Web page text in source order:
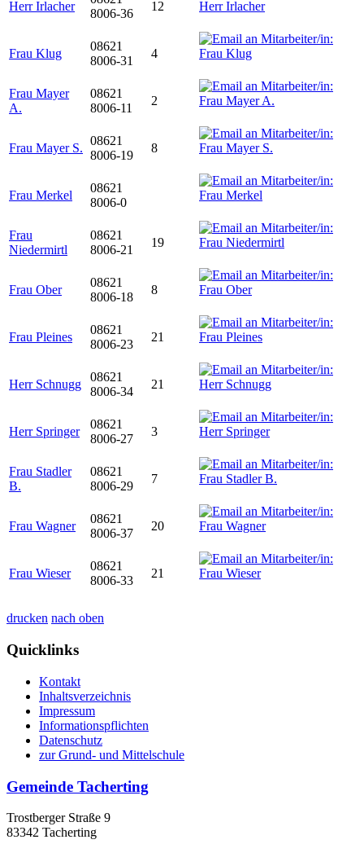
Herr Irlacher
8006-36
12
Frau Klug
08621
8006-31
4
Frau Mayer
A.
08621
8006-11
2
Frau Mayer S.
08621
8006-19
8
Frau Merkel
08621
8006-0
Frau
Niedermirtl
08621
8006-21
19
Frau Ober
08621
8006-18
8
Frau Pleines
08621
8006-23
21
Herr Schnugg
08621
8006-34
21
Herr Springer
08621
8006-27
3
Frau Stadler
B.
08621
8006-29
7
Frau Wagner
08621
8006-37
20
Frau Wieser
08621
8006-33
21
drucken nach oben
Quicklinks
Kontakt
Inhaltsverzeichnis
Impressum
Informationspflichten
Datenschutz
zur Grund- und Mittelschule
Gemeinde Tacherting
Trostberger Straße 9
83342 Tacherting